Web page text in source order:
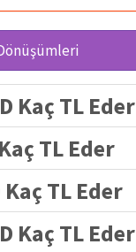
Kaç TL Eder
TL Eder
TL Eder
Kaç TL Eder